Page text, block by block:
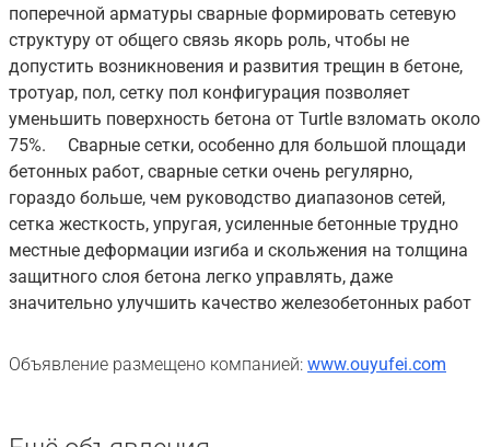
поперечной арматуры сварные формировать сетевую
структуру от общего связь якорь роль, чтобы не
допустить возникновения и развития трещин в бетоне,
тротуар, пол, сетку пол конфигурация позволяет
уменьшить поверхность бетона от Turtle взломать около
75%. Сварные сетки, особенно для большой площади
бетонных работ, сварные сетки очень регулярно,
гораздо больше, чем руководство диапазонов сетей,
сетка жесткость, упругая, усиленные бетонные трудно
местные деформации изгиба и скольжения на толщина
защитного слоя бетона легко управлять, даже
значительно улучшить качество железобетонных работ
Объявление размещено компанией: www.ouyufei.com